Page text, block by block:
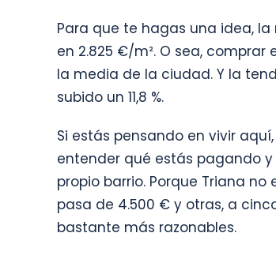
Para que te hagas una idea,
en 2.825 €/m². O sea,
la media de la ciudad. Y la
subido un 11,8 %.
Si estás pensando en vivir
entender qué estás pagando
propio barrio. Porque Triana
pasa de 4.500 € y otras, a
bastante más razonables.